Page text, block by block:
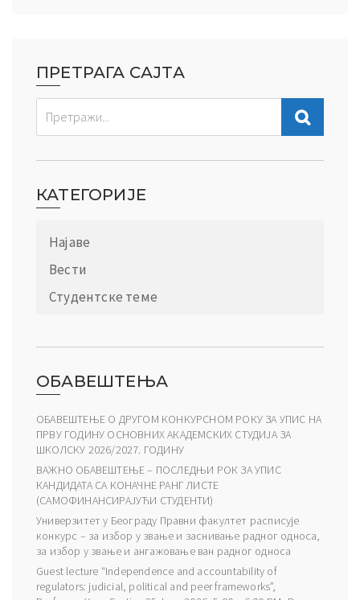
ПРЕТРАГА САЈТА
КАТЕГОРИЈЕ
Најаве
Вести
Студентске теме
ОБАВЕШТЕЊА
ОБАВЕШТЕЊЕ О ДРУГОМ КОНКУРСНОМ РОКУ ЗА УПИС НА
ПРВУ ГОДИНУ ОСНОВНИХ АКАДЕМСКИХ СТУДИЈА ЗА
ШКОЛСКУ 2026/2027. ГОДИНУ
ВАЖНО ОБАВЕШТЕЊЕ – ПОСЛЕДЊИ РОК ЗА УПИС
КАНДИДАТА СА КОНАЧНЕ РАНГ ЛИСТЕ
(САМОФИНАНСИРАЈУЋИ СТУДЕНТИ)
Универзитет у Београду Правни факултет расписује
конкурс – за избор у звање и заснивање радног односа,
за избор у звање и ангажовање ван радног односа
Guest lecture “Independence and accountability of
regulators: judicial, political and peer frameworks”,